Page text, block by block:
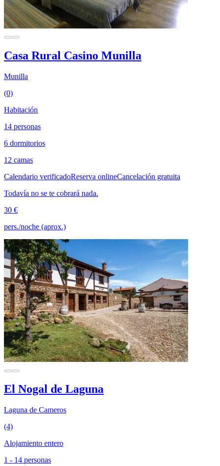
Casa Rural Casino Munilla
Munilla
(0)
Habitación
14 personas
6 dormitorios
12 camas
Calendario verificadoReserva onlineCancelación gratuita
Todavía no se te cobrará nada.
30 €
pers./noche (aprox.)
El Nogal de Laguna
Laguna de Cameros
(4)
Alojamiento entero
1 - 14 personas